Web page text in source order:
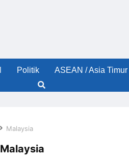
Politik ASEAN / Asia Timur
Malaysia
Malaysia